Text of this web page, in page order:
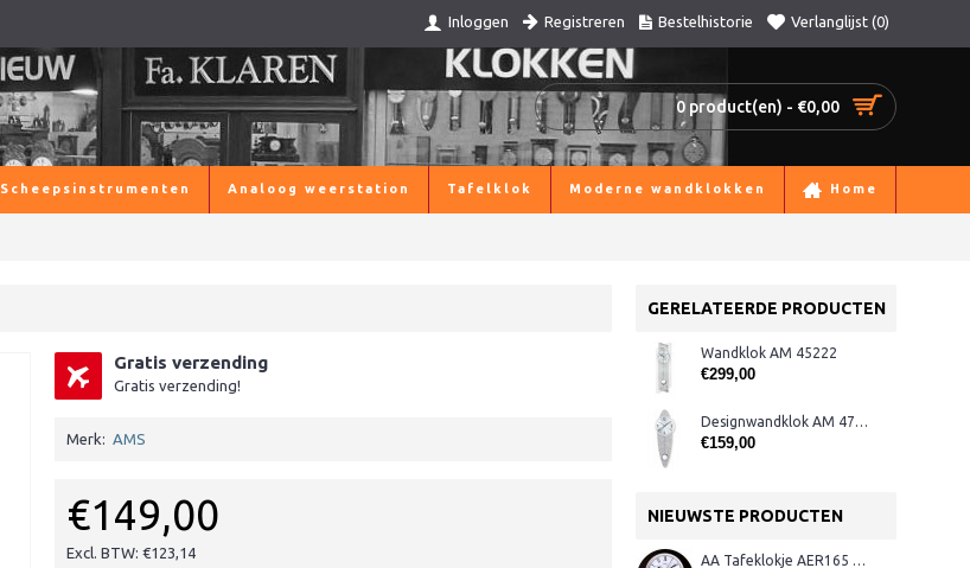
Inloggen Registreren Bestelhistorie Verlanglijst (0)
0 product(en) - €0,00
Scheepsinstrumenten Analoog weerstation Tafelklok Moderne wandklokken Home
GERELATEERDE PRODUCTEN
Wandklok AM 45222
€299,00
Designwandklok AM 47271
€159,00
NIEUWSTE PRODUCTEN
AA Tafeklokje AER165 noten
Gratis verzending
Gratis verzending!
Merk: AMS
€149,00
Excl. BTW: €123,14